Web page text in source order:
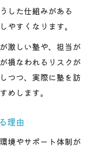
した仕組みがある
やすくなります。
激しい塾や、担当が
損なわれるリスクが
つつ、実際に塾を訪
めします。
理由
境やサポート体制が